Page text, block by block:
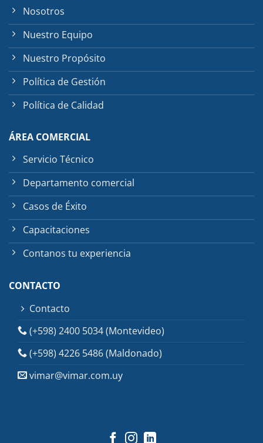
Nosotros
Nuestro Equipo
Nuestro Propósito
Política de Gestión
Política de Calidad
ÁREA COMERCIAL
Servicio Técnico
Departamento comercial
Casos de Éxito
Capacitaciones
Contanos tu experiencia
CONTACTO
Contacto
(+598) 2400 5034 (Montevideo)
(+598) 4226 5486 (Maldonado)
vimar@vimar.com.uy